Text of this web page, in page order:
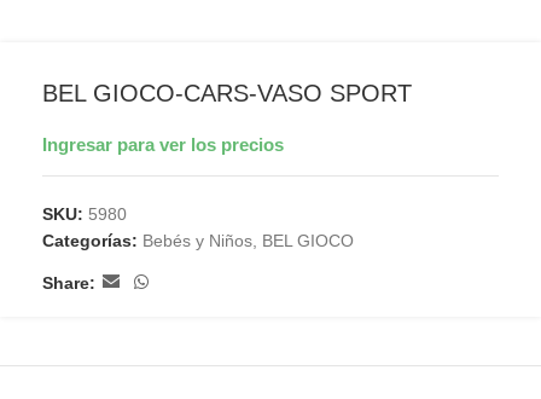
BEL GIOCO-CARS-VASO SPORT
Ingresar para ver los precios
SKU: 5980
Categorías: Bebés y Niños BEL GIOCO
Share: